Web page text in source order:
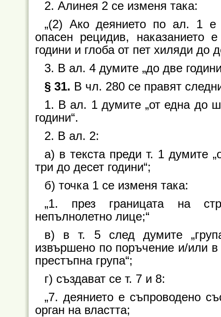
2. Алинея 2 се изменя така:
„(2) Ако деянието по ал. 1 е
опасен рецидив,
години и глоба от пет хиляди до
3. В ал. 4 думите „до две
§ 31. В чл. 280 се правят
1. В ал. 1 думите „от една до
години“.
2. В ал. 2:
а) в текста преди т. 1 думите
три до десет години“;
б) точка 1 се изменя така:
„1. през границата на
непълнолетно лице;“
в) в т. 5 след думите
извършено по поръчение и/или
престъпна група“;
г) създават се т. 7 и 8:
„7. деянието е съпроводено
орган на властта;